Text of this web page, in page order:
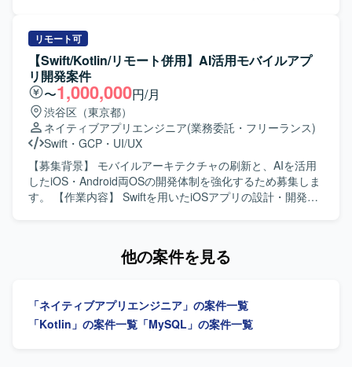
QA）に加わり、仕様検討からリリース・効果分析まで一貫
してご担当いただきます。Swiftを用いたiOSアプリの設計・
開発・保守・運用を中心に、SwiftUIによるUI実装やアーキ
テクチャ設計を含めた実装・運用全般を担っていただきま
す。あわせて、Kotlinを用いたAndroidアプリ開発にも関与
し、Jetpack ComposeによるUI実装など、iOS側の知見を活
かした両OSでの開発を行っていただきます。Claudeなどの
AIツールを活用しながら実装計画の策定、コード生成、レ
ビューの効率化を進め、モバイルアーキテクチャの設計や
ドメイン分離による開発並列性向上に向けた刷新を推進し
ていただきます。また、PdM・デザイナーと連携しつつ、
に共感し、EC体験の可能性に興味をお持ちの方を求めてい
ッチします。事業や顧客に近い距離で数値やユーザーの声
を捉えながら、主体的に開発をリードしていける方を歓迎
リモート可
【Swift/Kotlin/リモート併用】AI活用モバイルアプ
リ開発案件
〜1,000,000円/月
渋谷区（東京都）
ネイティブアプリエンジニア(業務委託・フリーランス)
Swift ・ GCP ・ UI/UX
【募集背景】 モバイルアーキテクチャの刷新と、AIを活用
したiOS・Android両OSの開発体制を強化するため募集しま
す。 【作業内容】 Swiftを用いたiOSアプリの設計・開発・
リース、効果分析まで一貫して担当し、モバイルアーキテ
続けられる方を求めています。変化の速い環境で、チーム
と連携しながら成果創出に取り組める方に適したポジショ
他の案件を見る
「ネイティブアプリエンジニア」の案件一覧
「Kotlin」の案件一覧 「MySQL」の案件一覧